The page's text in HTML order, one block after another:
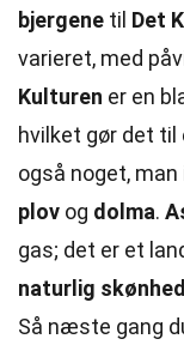
bjergene til Det
varieret, med
Kulturen er en
hvilket gør det
også noget,
plov og dolma.
gas; det er et
naturlig skønhed
Så næste gang